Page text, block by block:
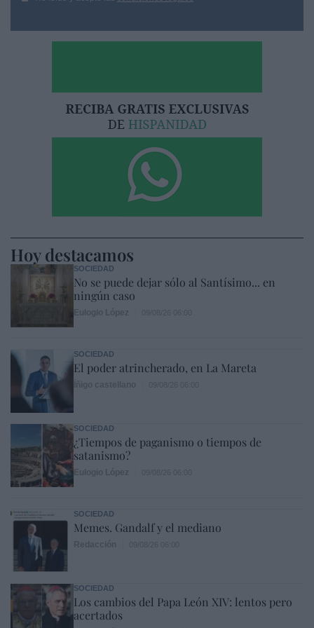
Hoy destacamos
SOCIEDAD
No se puede dejar sólo al Santísimo... en
ningún caso
SOCIEDAD
El poder atrincherado, en La Mareta
SOCIEDAD
¿Tiempos de paganismo o tiempos de
satanismo?
SOCIEDAD
Memes. Gandalf y el mediano
SOCIEDAD
Los cambios del Papa León XIV: lentos pero
acertados